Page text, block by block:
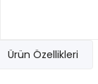
Ürün Özellikleri